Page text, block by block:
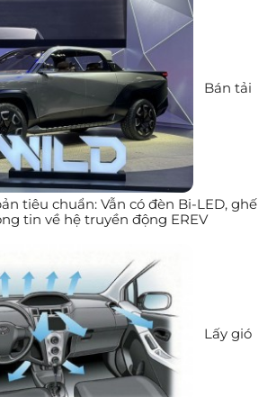
Bán tải
tiêu chuẩn: Vẫn có đèn Bi-LED, ghế
tin về hệ truyền động EREV
Lấy gió